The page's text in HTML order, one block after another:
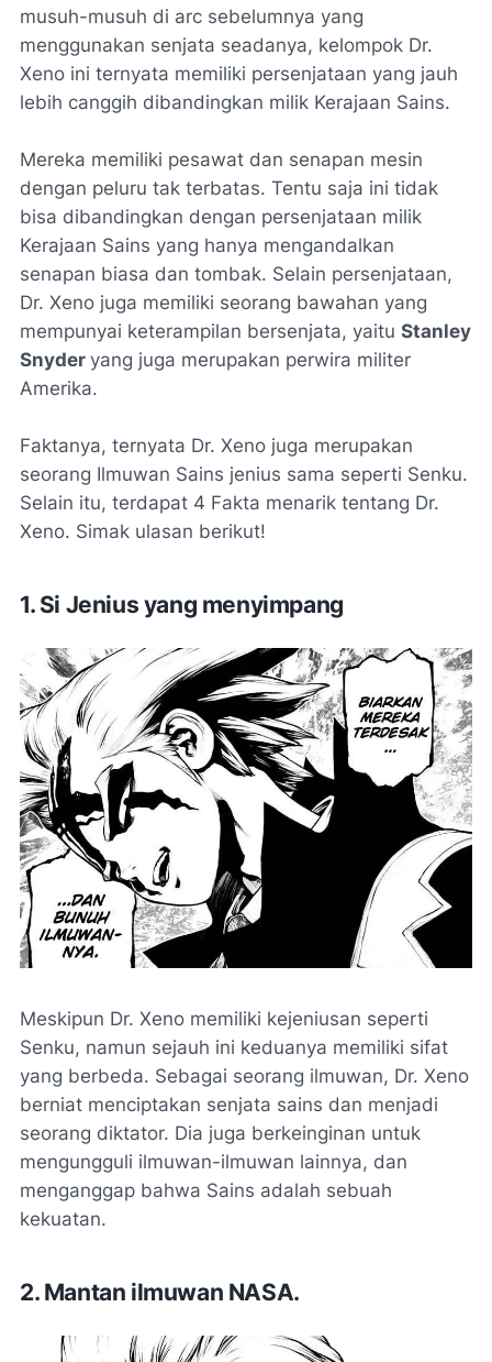
musuh-musuh di arc sebelumnya yang
menggunakan senjata seadanya, kelompok Dr.
Xeno ini ternyata memiliki persenjataan yang jauh
lebih canggih dibandingkan milik Kerajaan Sains.
Mereka memiliki pesawat dan senapan mesin
dengan peluru tak terbatas. Tentu saja ini tidak
bisa dibandingkan dengan persenjataan milik
Kerajaan Sains yang hanya mengandalkan
senapan biasa dan tombak. Selain persenjataan,
Dr. Xeno juga memiliki seorang bawahan yang
mempunyai keterampilan bersenjata, yaitu Stanley
Snyder yang juga merupakan perwira militer
Amerika.
Faktanya, ternyata Dr. Xeno juga merupakan
seorang Ilmuwan Sains jenius sama seperti Senku.
Selain itu, terdapat 4 Fakta menarik tentang Dr.
Xeno. Simak ulasan berikut!
1. Si Jenius yang menyimpang
Meskipun Dr. Xeno memiliki kejeniusan seperti
Senku, namun sejauh ini keduanya memiliki sifat
yang berbeda. Sebagai seorang ilmuwan, Dr. Xeno
berniat menciptakan senjata sains dan menjadi
seorang diktator. Dia juga berkeinginan untuk
mengungguli ilmuwan-ilmuwan lainnya, dan
menganggap bahwa Sains adalah sebuah
kekuatan.
2. Mantan ilmuwan NASA.